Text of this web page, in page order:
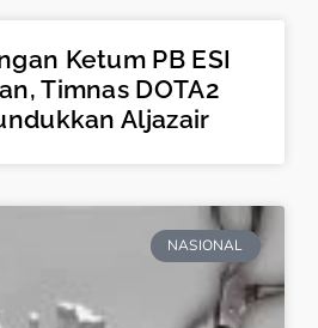
Ketum PB ESI
Timnas DOTA2
Aljazair
NASIONAL